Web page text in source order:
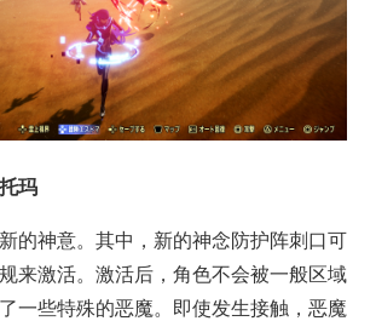
玛
的神意。其中，新的神念防护阵刺口可
来激活。激活后，角色不会被一般区域
一些特殊的恶魔。即使发生接触，恶魔